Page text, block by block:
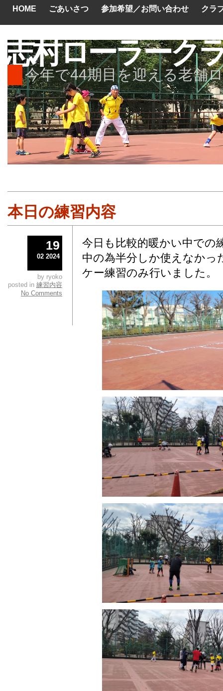
HOME ごあいさつ 参加希望／お問い合わせ クラ
志村ローラーク
今年で44期目を迎える老舗
本日の練習内容
今日も比較的暖かい中での
中の為半分しか使えなかっ
ケー練習のみ行いました。
19
02 2024
by ryoko
posted in 練習内容
No Comments